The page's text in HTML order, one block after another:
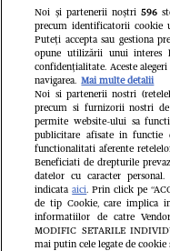
Cum a fost
fostul iubit?
dezvăluirea
Libertatea.ro
Noi și partenerii noștri 596
precum identificatorii cookie
Puteți accepta sau gestiona
opune utilizării unui
confidențialitate. Aceste
navigarea. Mai multe detalii
Noi si partenerii nostri
precum si furnizorii nostri
permite website-ului sa
publicitare afisate in functie
functionalitati aferente
Beneficiati de drepturile
datelor cu caracter
indicataaici. Prin click pe
de tip Cookie, care implica
informatiilor de catre
MODIFIC SETARILE
mai putin cele legate de